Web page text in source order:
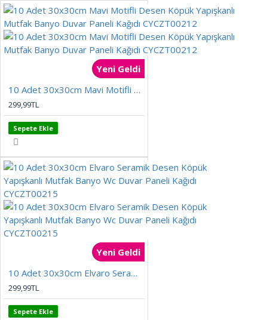
Yeni Geldi
10 Adet 30x30cm Mavi Motifli Desen Köpük Yapışkanlı Mutfak Banyo Duvar Paneli Kağıdı CYCZT00212
299,99TL
Sepete Ekle
Yeni Geldi
10 Adet 30x30cm Elvaro Seramik Desen Köpük Yapışkanlı Mutfak Banyo Wc Duvar Paneli Kağıdı CYCZT00215
299,99TL
Sepete Ekle